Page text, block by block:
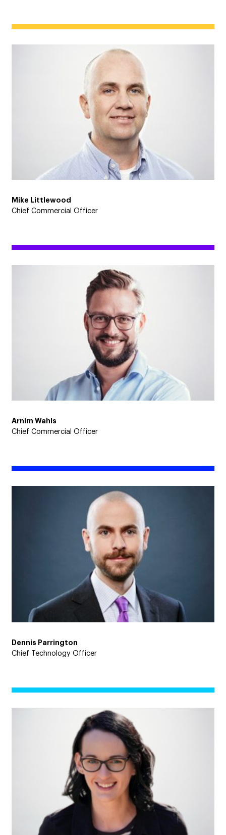
Mike Littlewood
Chief Commercial Officer
Arnim Wahls
Chief Commercial Officer
Dennis Parrington
Chief Technology Officer